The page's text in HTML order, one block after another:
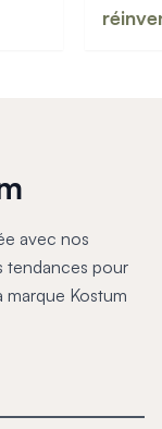
avec nos
tendances pour
Kostum